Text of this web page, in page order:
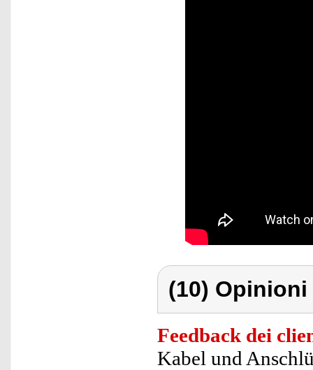
(10)
Feedback dei
Kabel und